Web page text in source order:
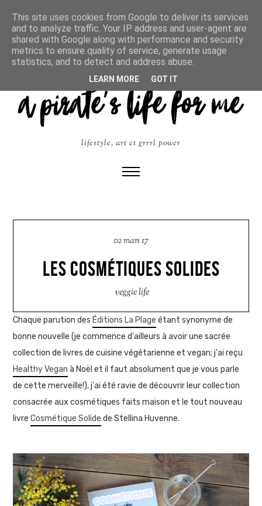
lifestyle, art et grrrl power
02 mars 17
LES COSMÉTIQUES SOLIDES
veggie life
Chaque parution des Éditions La Plage étant synonyme de
bonne nouvelle (je commence d'ailleurs à avoir une sacrée
collection de livres de cuisine végétarienne et vegan; j'ai reçu
Healthy Vegan à Noël et il faut absolument que je vous parle
de cette merveille!), j'ai été ravie de découvrir leur collection
consacrée aux cosmétiques faits maison et le tout nouveau
livreCosmétique Solide de Stellina Huvenne.
This site uses cookies from Google to deliver its services
and to analyze traffic. Your IP address and user-agent are
shared with Google along with performance and security
metrics to ensure quality of service, generate usage
statistics, and to detect and address abuse.
LEARN MORE GOT IT